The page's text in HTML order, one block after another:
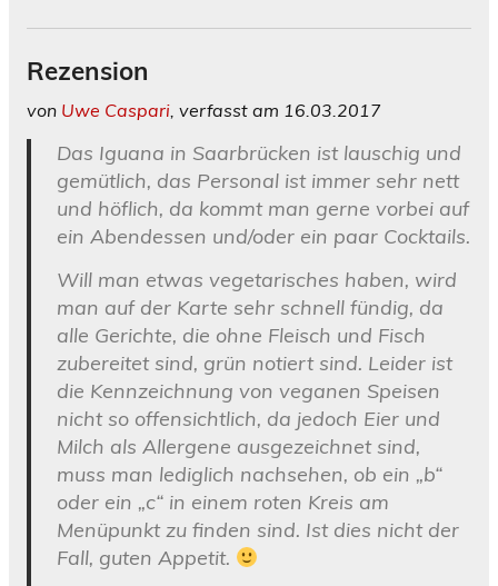
Rezension
von Uwe Caspari , verfasst am 16.03.2017
Das Iguana in Saarbrücken ist lauschig und
gemütlich, das Personal ist immer sehr nett
und höflich, da kommt man gerne vorbei auf
ein Abendessen und/oder ein paar Cocktails.
Will man etwas vegetarisches haben, wird
man auf der Karte sehr schnell fündig, da
alle Gerichte, die ohne Fleisch und Fisch
zubereitet sind, grün notiert sind. Leider ist
die Kennzeichnung von veganen Speisen
nicht so offensichtlich, da jedoch Eier und
Milch als Allergene ausgezeichnet sind,
muss man lediglich nachsehen, ob ein „b“
oder ein „c“ in einem roten Kreis am
Menüpunkt zu finden sind. Ist dies nicht der
Fall, guten Appetit.